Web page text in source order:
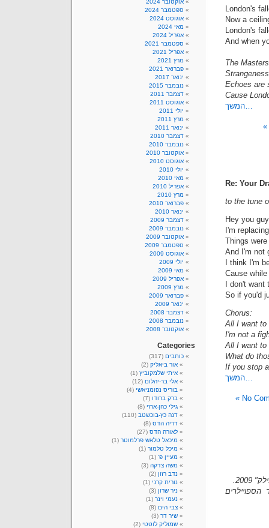
London's
Now a
London's
And when
The
Echoes are
Cause
המשך…
Re: Your
to the tune
Hey you
I'm
Things
And I'm not
I think I'm
Cause
I don't
So if you'd
Chorus:
All I want to
I'm not a
All I want to
What do
If you stop
המשך…
No
אוקטובר 2024
ספטמבר 2024
אוגוסט 2024
מאי 2024
אפריל 2024
ספטמבר 2021
אפריל 2021
מרץ 2021
פברואר 2021
ינואר 2017
נובמבר 2015
דצמבר 2011
אוגוסט 2011
יולי 2011
מרץ 2011
ינואר 2011
דצמבר 2010
נובמבר 2010
אוקטובר 2010
אוגוסט 2010
יולי 2010
מאי 2010
אפריל 2010
מרץ 2010
פברואר 2010
ינואר 2010
דצמבר 2009
נובמבר 2009
אוקטובר 2009
ספטמבר 2009
אוגוסט 2009
יולי 2009
מאי 2009
אפריל 2009
מרץ 2009
פברואר 2009
ינואר 2009
דצמבר 2008
נובמבר 2008
אוקטובר 2008
Categories
כותבים (317)
אור ביאליק (2)
איתי שלמקוביץ (1)
אלי בר-יהלום (12)
בוריס נפומניאשי (4)
ברק ברודו (7)
גילי כהן-ארזי (8)
דנה כץ-בוכשטב (110)
דריה הדס (8)
לאורה הדס (27)
מיכאל טלאש פרלמוטר (1)
מיכל טלמור (1)
מעיין פ' (1)
משה צדקה (3)
נדב רזון (2)
נורית קרני (1)
ניר שרון (3)
נעמי וינר (1)
צבי הים (8)
שיר דר (3)
שמוליק לוטטי (2)